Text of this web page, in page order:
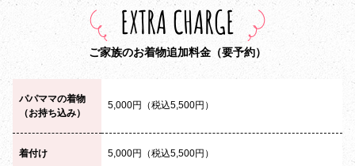
EXTRA CHARGE
ご家族のお着物追加料金（要予約）
パパママの着物
（お持ち込み）
5,000円（税込5,500円）
着付け 5,000円（税込5,500円）